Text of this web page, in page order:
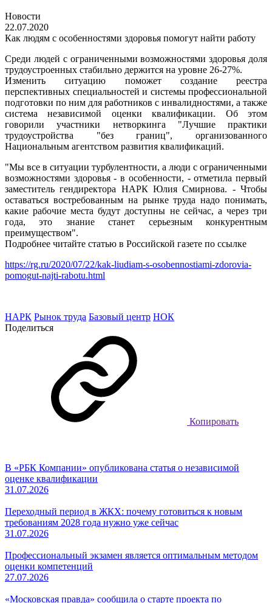
Новости
22.07.2020
Как людям с особенностями здоровья помогут найти работу
Среди людей с ограниченными возможностями здоровья доля
трудоустроенных стабильно держится на уровне 26-27%.
Изменить ситуацию поможет создание реестра
перспективных специальностей и системы профессиональной
подготовки по ним для работников с инвалидностями, а также
система независимой оценки квалификации. Об этом
говорили участники нетворкинга "Лучшие практики
трудоустройства "без границ", организованного
Национальным агентством развития квалификаций.
"Мы все в ситуации турбулентности, а люди с ограниченными
возможностями здоровья - в особенности, - отметила первый
заместитель гендиректора НАРК Юлия Смирнова. - Чтобы
оставаться востребованным на рынке труда надо понимать,
какие рабочие места будут доступны не сейчас, а через три
года, это знание станет серьезным конкурентным
преимуществом".
Подробнее читайте статью в Российской газете по ссылке
https://rg.ru/2020/07/22/kak-liudiam-s-osobennostiami-zdorovia-
pomogut-najti-rabotu.html
НАРК Рынок труда Базовый центр НОК
Поделиться
Копировать
В «РБК Компании» опубликована статья о независимой
оценке квалификации
31.07.2026
Переходный период в ЖКХ: почему готовиться к новым
требованиям 2028 года нужно уже сейчас
31.07.2026
Профессиональный экзамен является оптимальным методом
оценки компетенций
27.07.2026
«Московская правда» сообщила о старте проекта по